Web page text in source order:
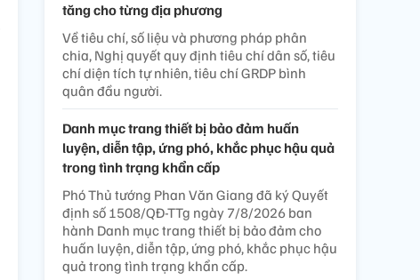
tăng cho từng địa phương
Về tiêu chí, số liệu và phương pháp phân
chia, Nghị quyết quy định tiêu chí dân số, tiêu
chí diện tích tự nhiên, tiêu chí GRDP bình
quân đầu người.
Danh mục trang thiết bị bảo đảm huấn
luyện, diễn tập, ứng phó, khắc phục hậu quả
trong tình trạng khẩn cấp
Phó Thủ tướng Phan Văn Giang đã ký Quyết
định số 1508/QĐ-TTg ngày 7/8/2026 ban
hành Danh mục trang thiết bị bảo đảm cho
huấn luyện, diễn tập, ứng phó, khắc phục hậu
quả trong tình trạng khẩn cấp.